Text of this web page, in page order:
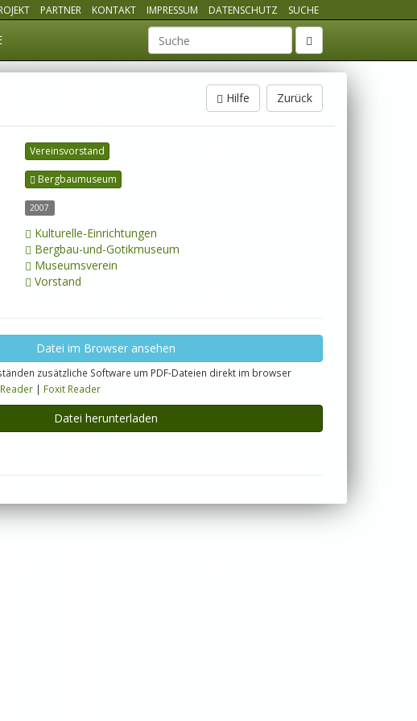
PARTNER KONTAKT IMPRESSUM DATENSCHUTZ SUCHE
Suchbegriff
Zurück
Hilfe
Vereinsvorstand
Bergbaumuseum
2007
Kulturelle-Einrichtungen
Bergbau-und-Gotikmuseum
Museumsverein
Vorstand
Datei im Browser ansehen
zusätzliche Software um PDF-Dateien direkt im browser
| Foxit Reader
Datei herunterladen